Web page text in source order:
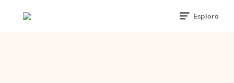
Tattoomuse.it Esplora